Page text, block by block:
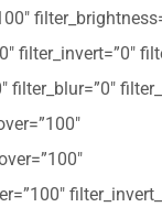
filter_invert=”0″
filter_blur=”0″